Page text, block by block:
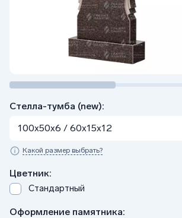
Стелла-тумба (new):
100x50x6 / 60x15x12
Какой размер выбрать?
Цветник:
Стандартный
Оформление памятника: